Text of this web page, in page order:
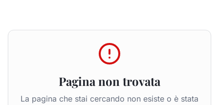
Pagina non trovata
La pagina che stai cercando non esiste o è stata